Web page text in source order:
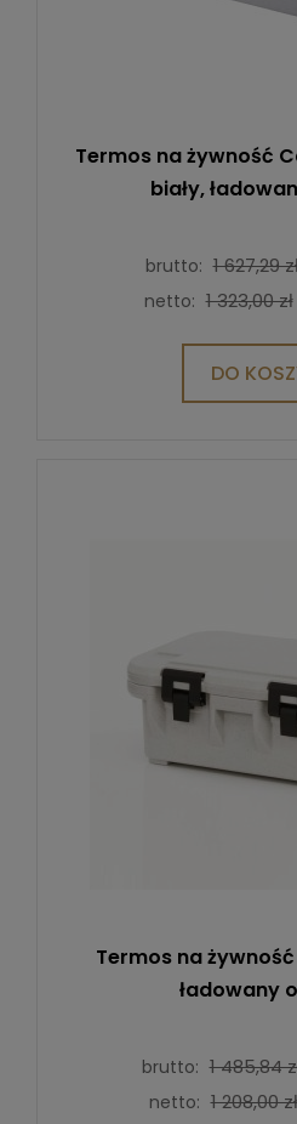
Termos na żywność
biały,
brutto: 1 627,29
netto: 1 323,00 zł
DO
Termos na żywność
ładowany
brutto: 1 485,84
netto: 1 208,00 zł